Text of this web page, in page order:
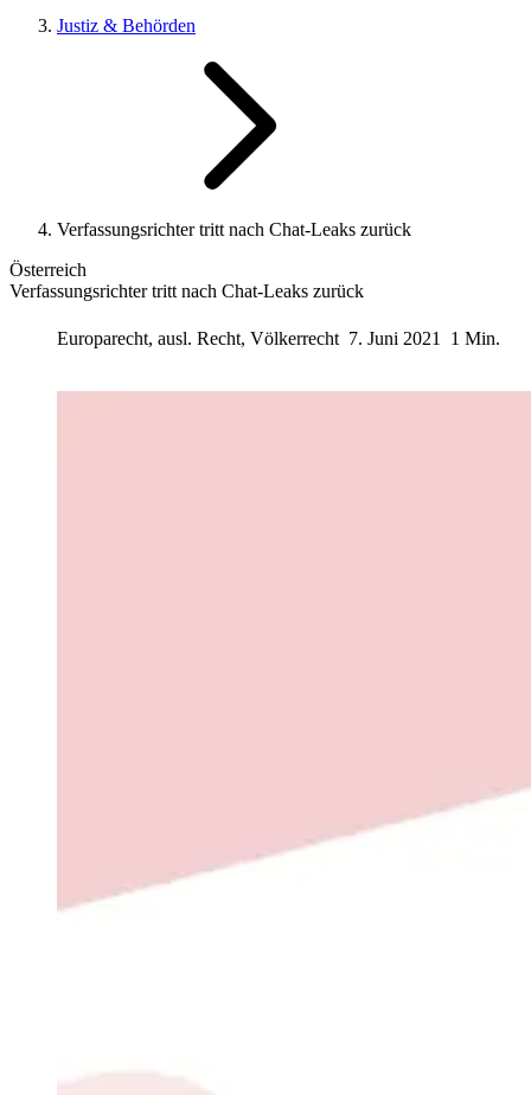
Justiz & Behörden
Verfassungsrichter tritt nach Chat-Leaks zurück
Österreich
Verfassungsrichter tritt nach Chat-Leaks zurück
Europarecht, ausl. Recht, Völkerrecht 7. Juni 2021 1 Min.